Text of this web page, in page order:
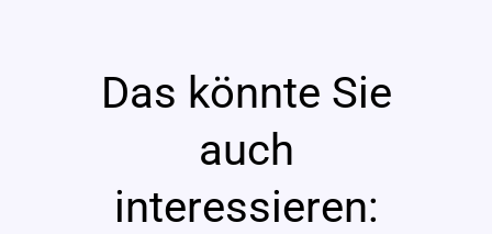
Das könnte Sie
auch
interessieren: